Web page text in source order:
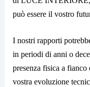
può essere il vostro
I nostri rapporti
in periodi di anni o
presenza fisica a
vostra evoluzione